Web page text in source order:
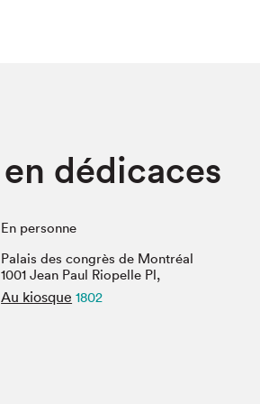
Hydro-Québec
Vidéos et
dédicaces
En personne
Palais des congrès de Montréal
1001 Jean Paul Riopelle Pl,
Au kiosque 1802